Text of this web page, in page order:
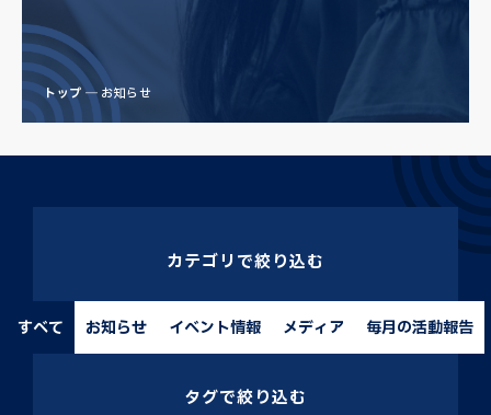
トップ お知らせ
カテゴリで絞り込む
すべて お知らせ イベント情報 メディア 毎月の活動報告
タグで絞り込む